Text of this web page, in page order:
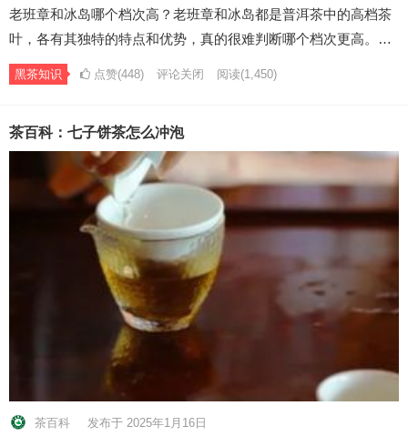
老班章和冰岛哪个档次高？老班章和冰岛都是普洱茶中的高档茶
叶，各有其独特的特点和优势，真的很难判断哪个档次更高。…
黑茶知识 点赞(448) 评论关闭 阅读(1,450)
茶百科：七子饼茶怎么冲泡
茶百科 发布于 2025年1月16日